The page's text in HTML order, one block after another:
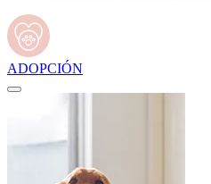
ADOPCIÓN